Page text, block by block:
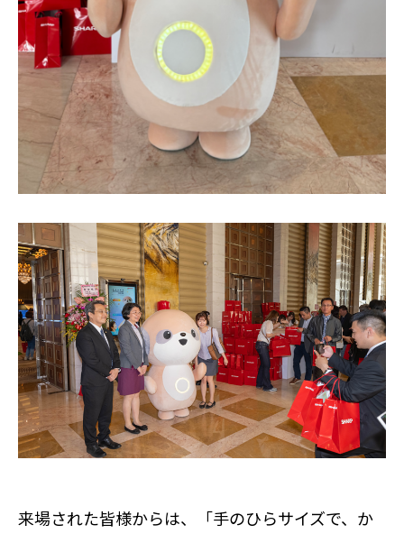
来場された皆様からは、「手のひらサイズで、か